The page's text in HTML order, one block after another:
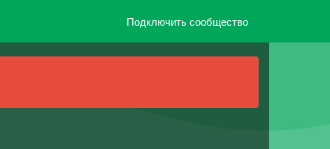
Подключить сообщество